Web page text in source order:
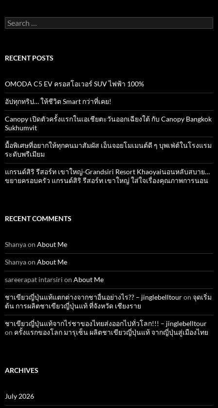
Search
for:
RECENT POSTS
OMODA C5 EV ครอสโอเวอร์ SUV ไฟฟ้า 100%
อัปทุกทริป… ให้ชีวิต Smart กว่าที่เคย!
Canopy เปิดตัวครั้งแรกในเอเชียตะวันออกเฉียงใต้ กับ Canopy Bangkok
Sukhumvit
มื้อพิเศษที่อยากให้ทุกคนมาสัมผัส เอ็นจอยโมเมนต์ดี ๆ บุพเฟ่ต์ในโรงแรม
ระดับพรีเมียม
แกรนด์สิริ​ รีสอร์ท​ เขาใหญ่​-Grandsiri​ Resort​ Khaoyaiนอนหลับสบาย…
ขยายครอบครัว แกรนด์สิริ รีสอร์ท เขาใหญ่ ใส่ใจเรื่องคุณภาพการนอน
RECENT COMMENTS
Shanyaon About Me
Shanyaon About Me
sareerapat intarsiri on About Me
ชาเขียวญี่ปุ่นแท้แตกต่างจากชาอื่นอย่างไร?? – jinglebelltouron จุดเริ่ม
ต้น การผลิตชาเขียวญี่ปุ่นแท้ ที่จังหวัด เชียงราย
ชาเขียวญี่ปุ่นแท้จากไร่ชาของไทยส่งออกไปทั่วโลก!!! – jinglebelltour
on ครั้งแรกของโลก มารุเซ็น ผลิตชาเขียวญี่ปุ่นแท้ จากญี่ปุ่นสู่เมืองไทย
ARCHIVES
July 2026